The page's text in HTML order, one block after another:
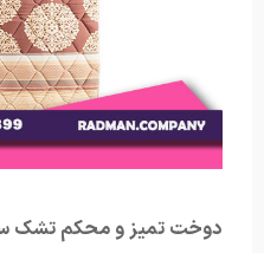
دوخت تمیز و محکم تشک